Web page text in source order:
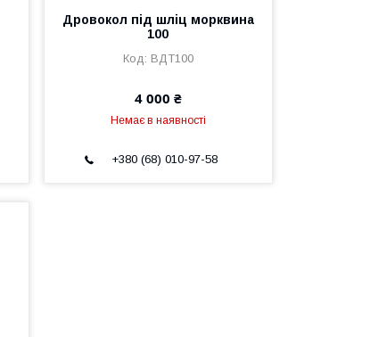
Дровокол під шліц морквина
100
ВДТ100
4 000 ₴
Немає в наявності
+380 (68) 010-97-58